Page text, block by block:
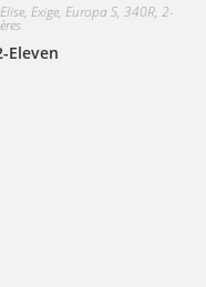
Exige, Europa S, 340R, 2-
Eleven